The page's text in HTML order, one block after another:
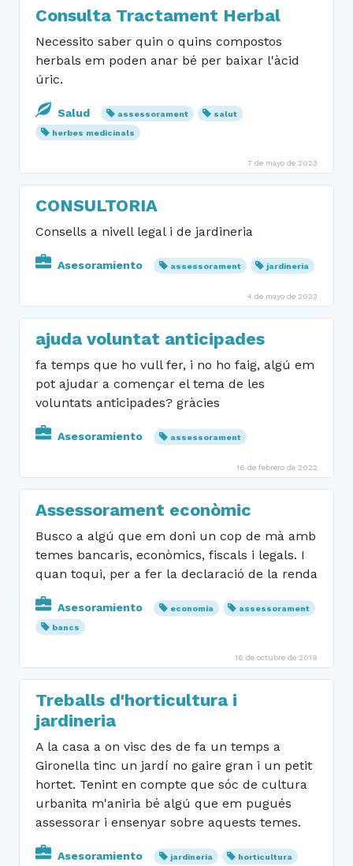
Consulta Tractament Herbal
Necessito saber quin o quins compostos
herbals em poden anar bé per baixar l'àcid
úric.
Salud assessorament
salut
herbes medicinals
7 de mayo de 2023
CONSULTORIA
Consells a nivell legal i de jardineria
Asesoramiento assessorament jardineria
4 de mayo de 2023
ajuda voluntat anticipades
fa temps que ho vull fer, i no ho faig, algú em
pot ajudar a començar el tema de les
voluntats anticipades? gràcies
Asesoramiento assessorament
16 de febrero de 2022
Assessorament econòmic
Busco a algú que em doni un cop de mà amb
temes bancaris, econòmics, fiscals i legals. I
quan toqui, per a fer la declaració de la renda
Asesoramiento economia
assessorament
bancs
16 de octubre de 2019
Treballs d'horticultura i
jardineria
A la casa a on visc des de fa un temps a
Gironella tinc un jardí no gaire gran i un petit
hortet. Tenint en compte que sóc de cultura
urbanita m'aniria bé algú que em pugués
assessorar i ensenyar sobre aquests temes.
Asesoramiento jardineria
horticultura